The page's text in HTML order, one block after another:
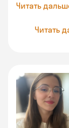
Читать
Читать